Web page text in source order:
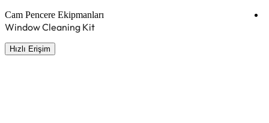
Cam Pencere Ekipmanları
Window Cleaning Kit
Hızlı Erişim